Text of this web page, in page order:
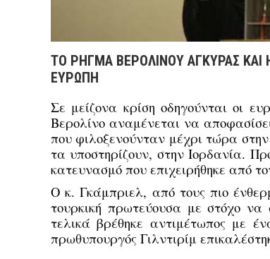
ΤΟ ΡΗΓΜΑ ΒΕΡΟΛΙΝΟΥ ΑΓΚΥΡΑΣ
ΕΥΡΩΠΗ
Σε μείζονα κρίση οδηγούνται οι
Βερολίνο αναμένεται να
που φιλοξενούνταν μέχρι τώρα
τα υποστηρίζουν, στην Ιορδανία.
κατευνασμό που επιχειρήθηκε από
Ο κ. Γκάμπριελ, από τους πιο
τουρκική πρωτεύουσα με στόχο
τελικά βρέθηκε αντιμέτωπος με
πρωθυπουργός Γιλντιρίμ